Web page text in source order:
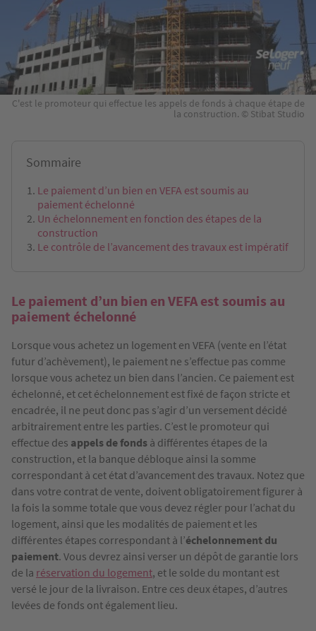
C'est le promoteur qui effectue les appels de fonds à chaque étape de
la construction. © Stibat Studio
Sommaire
Le paiement d’un bien en VEFA est soumis au
paiement échelonné
Un échelonnement en fonction des étapes de la
construction
Le contrôle de l’avancement des travaux est impératif
Le paiement d’un bien en VEFA est soumis au
paiement échelonné
Lorsque vous achetez un logement en VEFA (vente en l’état
futur d’achèvement), le paiement ne s’effectue pas comme
lorsque vous achetez un bien dans l’ancien. Ce paiement est
échelonné, et cet échelonnement est fixé de façon stricte et
encadrée, il ne peut donc pas s’agir d’un versement décidé
arbitrairement entre les parties. C’est le promoteur qui
effectue des appels de fonds à différentes étapes de la
construction, et la banque débloque ainsi la somme
correspondant à cet état d’avancement des travaux. Notez que
dans votre contrat de vente, doivent obligatoirement figurer à
la fois la somme totale que vous devez régler pour l’achat du
logement, ainsi que les modalités de paiement et les
différentes étapes correspondant à l’échelonnement du
paiement. Vous devrez ainsi verser un dépôt de garantie lors
de la réservation du logement, et le solde du montant est
versé le jour de la livraison. Entre ces deux étapes, d’autres
levées de fonds ont également lieu.